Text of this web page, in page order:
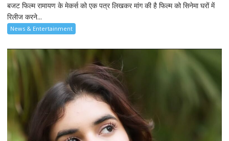
बजट फिल्म रामायण के मेकर्स को एक पत्र लिखकर मांग की है फिल्म को सिनेमा घरों में
रिलीज करने...
News & Entertainment